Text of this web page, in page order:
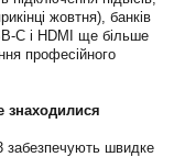
жовтня), банків
C і HDMI ще більше
професійного
знаходилися
забезпечують швидке